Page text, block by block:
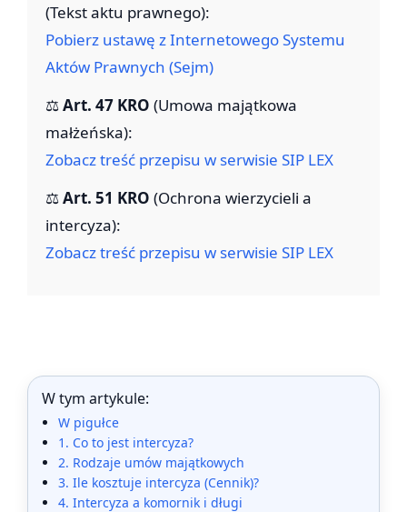
(Tekst aktu prawnego):
Pobierz ustawę z Internetowego Systemu
Aktów Prawnych (Sejm)
⚖️Art. 47 KRO (Umowa majątkowa
małżeńska):
Zobacz treść przepisu w serwisie SIP LEX
⚖️Art. 51 KRO (Ochrona wierzycieli a
intercyza):
Zobacz treść przepisu w serwisie SIP LEX
W tym artykule:
W pigułce
1. Co to jest intercyza?
2. Rodzaje umów majątkowych
3. Ile kosztuje intercyza (Cennik)?
4. Intercyza a komornik i długi